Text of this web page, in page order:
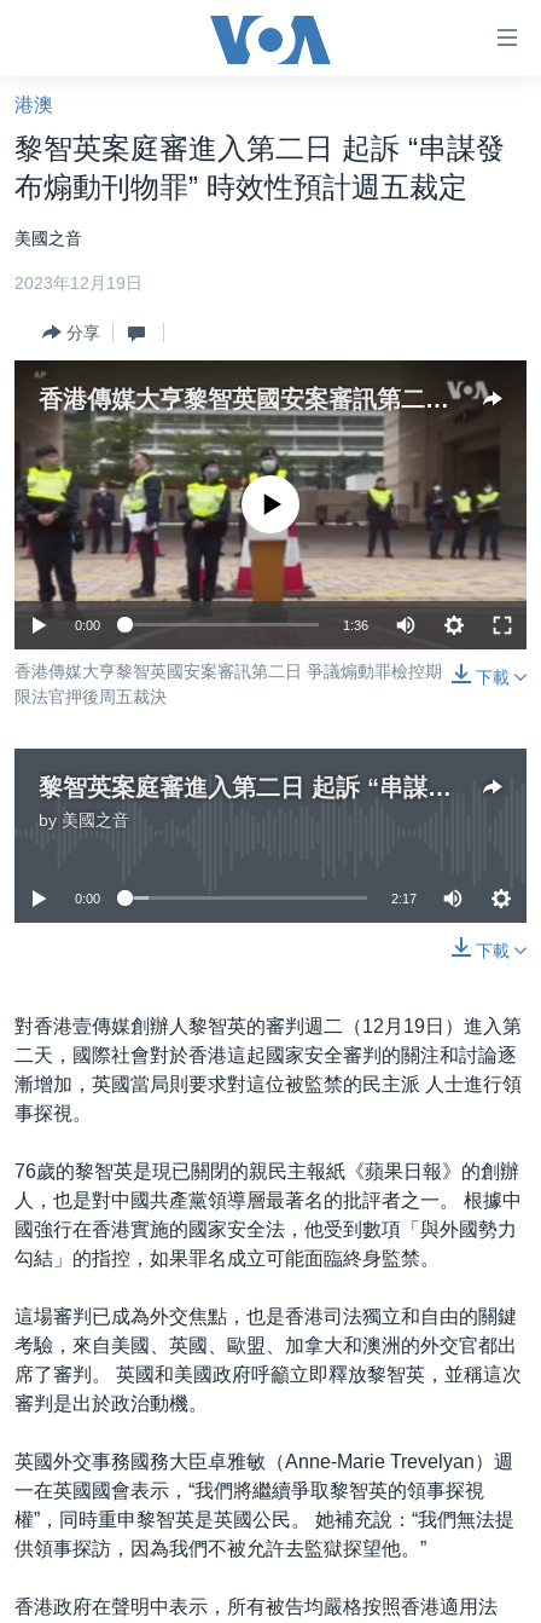
礙
鏈
接
轉
內
跳
轉
到
檢
美國大選2024
海外港人
新聞自由
揭謊頻道
美國
中國
國際
經貿
視頻
每日視頻新聞
美國專訊
視頻存檔
音頻
新聞音頻
海外港人
關注我們
港澳
黎智英案庭審進入第二日 起訴 “串謀發
布煽動刊物罪” 時效性預計週五裁定
美國之音
2023年12月19日
分享
香港傳媒大亨黎智英國安案審訊第二日 爭議煽動罪檢控期限法官押後周五裁決
No media source currently available
0:00 1:36
下載
香港傳媒大亨黎智英國安案審訊第二日 爭議煽動罪檢控期
限法官押後周五裁決
黎智英案庭審進入第二日 起訴 “串謀發布煽動刊物罪” 時效性預計週五裁定
by 美國之音
0:00 2:17
下載
對香港壹傳媒創辦人黎智英的審判週二（12月19日）進入第
二天，國際社會對於香港這起國家安全審判的關注和討論逐
漸增加，英國當局則要求對這位被監禁的民主派 人士進行領
事探視。
76歲的黎智英是現已關閉的親民主報紙《蘋果日報》的創辦
人，也是對中國共產黨領導層最著名的批評者之一。 根據中
國強行在香港實施的國家安全法，他受到數項「與外國勢力
勾結」的指控，如果罪名成立可能面臨終身監禁。
這場審判已成為外交焦點，也是香港司法獨立和自由的關鍵
考驗，來自美國、英國、歐盟、加拿大和澳洲的外交官都出
席了審判。 英國和美國政府呼籲立即釋放黎智英，並稱這次
審判是出於政治動機。
英國外交事務國務大臣卓雅敏（Anne-Marie Trevelyan）週
一在英國國會表示，“我們將繼續爭取黎智英的領事探視
權”，同時重申黎智英是英國公民。 她補充說：“我們無法提
供領事探訪，因為我們不被允許去監獄探望他。”
香港政府在聲明中表示，所有被告均嚴格按照香港適用法